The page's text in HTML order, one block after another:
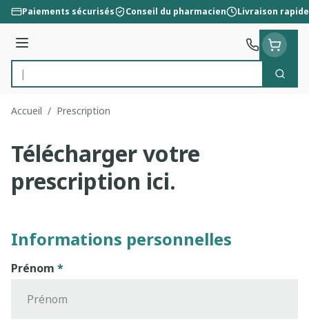
Aller au contenu
Paiements sécurisés Conseil du pharmacien Livraison rapide
Menu
Rechercher
Accueil / Prescription
Télécharger votre
prescription ici.
Informations personnelles
Prénom